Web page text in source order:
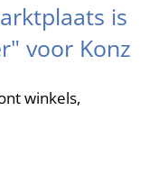
UK
RU
is
voor Konz
winkels,